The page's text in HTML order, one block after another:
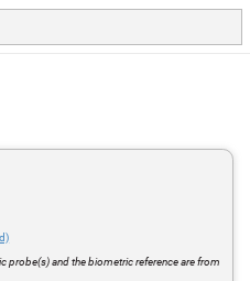
and the biometric reference are from